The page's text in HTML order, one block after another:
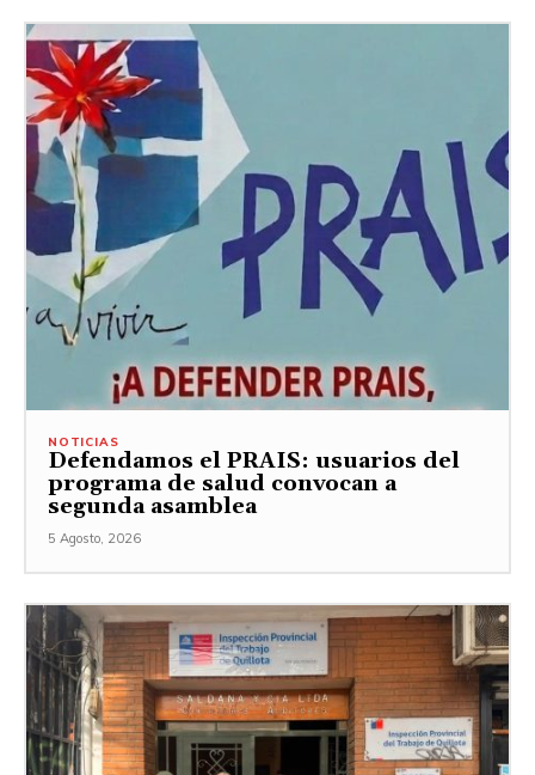
NOTICIAS
Defendamos el PRAIS: usuarios del
programa de salud convocan a
segunda asamblea
5 Agosto, 2026